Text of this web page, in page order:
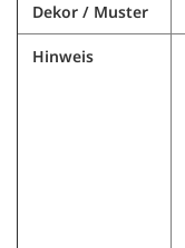
Dekor / Muster
Hinweis